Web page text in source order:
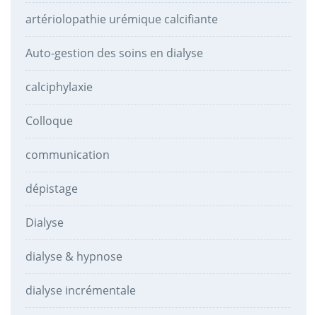
artériolopathie urémique calcifiante
Auto-gestion des soins en dialyse
calciphylaxie
Colloque
communication
dépistage
Dialyse
dialyse & hypnose
dialyse incrémentale